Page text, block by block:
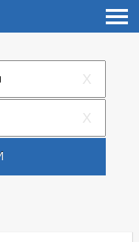
X
X